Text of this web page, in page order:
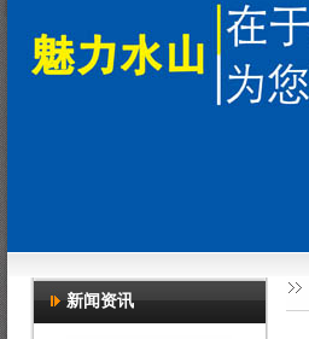
新闻资讯